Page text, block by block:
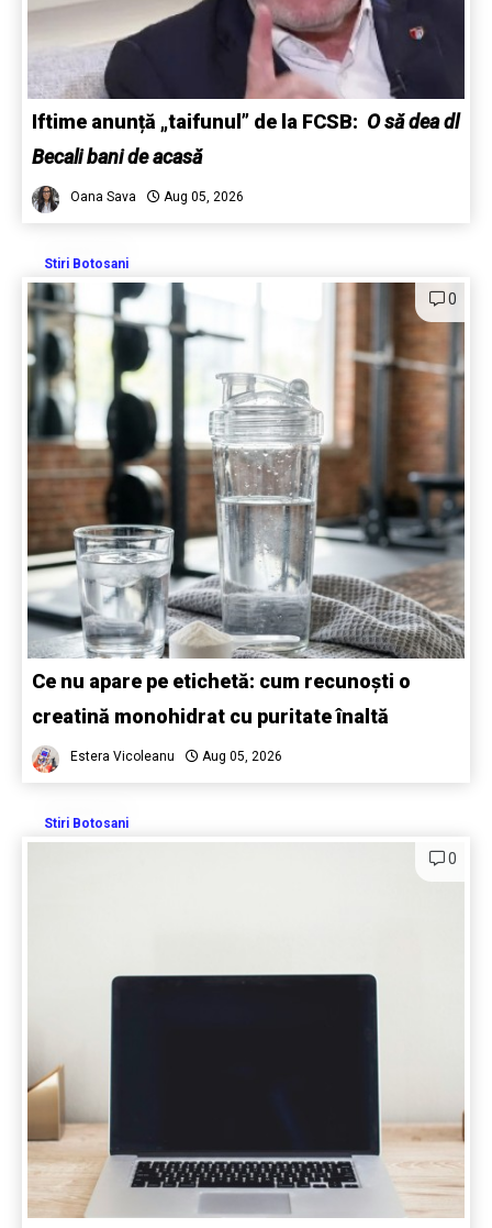
Iftime anunță „taifunul” de la FCSB: O să dea dl
Becali bani de acasă
Oana Sava Aug 05, 2026
Stiri Botosani
0
Ce nu apare pe etichetă: cum recunoști o
creatină monohidrat cu puritate înaltă
Estera Vicoleanu Aug 05, 2026
Stiri Botosani
0